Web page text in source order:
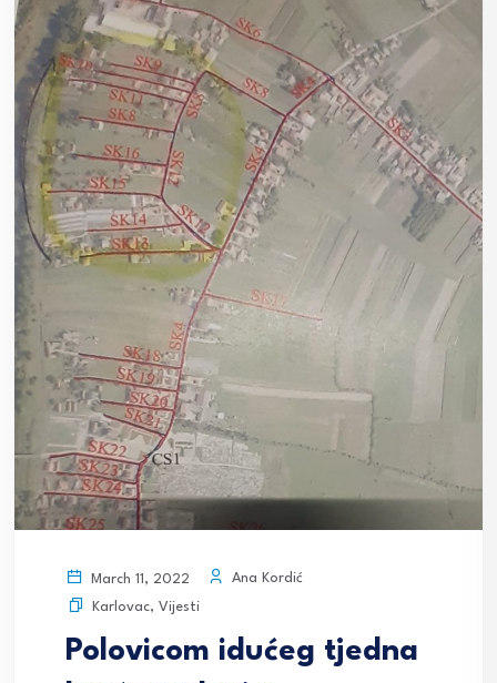
March 11, 2022
Ana Kordić
Karlovac, Vijesti
Polovicom idućeg tjedna